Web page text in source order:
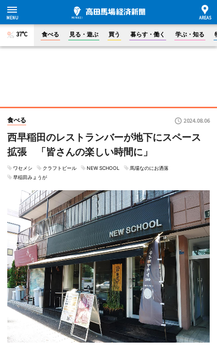
37°C 食べる 見る・遊ぶ 買う 暮らす・働く 学ぶ・知る
食べる 2024.08.06
西早稲田のレストランバーが地下にスペース
拡張 「皆さんの楽しい時間に」
ワセメシ クラフトビール NEW SCHOOL
馬場なのにお洒落
早稲田みょうが